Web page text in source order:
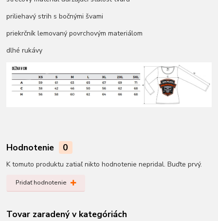
priliehavý strih s bočnými švami
priekrčník lemovaný povrchovým materiálom
dlhé rukávy
Hodnotenie 0
K tomuto produktu zatiaľ nikto hodnotenie nepridal. Buďte prvý.
Pridať hodnotenie
Tovar zaradený v kategóriách